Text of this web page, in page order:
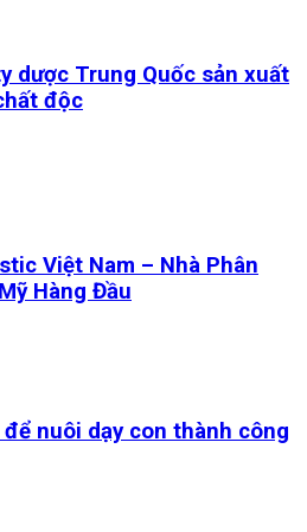
dược Trung Quốc sản xuất
độc
Việt Nam – Nhà Phân
Hàng Đầu
nuôi dạy con thành công